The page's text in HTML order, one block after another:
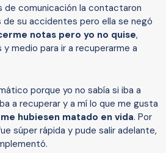
de comunicación la contactaron
su accidentes pero ella se negó
notas pero yo no quise,
medio para ir a recuperarme a
porque yo no sabía si iba a
a recuperar y a mí lo que me gusta
hubiesen matado en vida. Por
súper rápida y pude salir adelante,